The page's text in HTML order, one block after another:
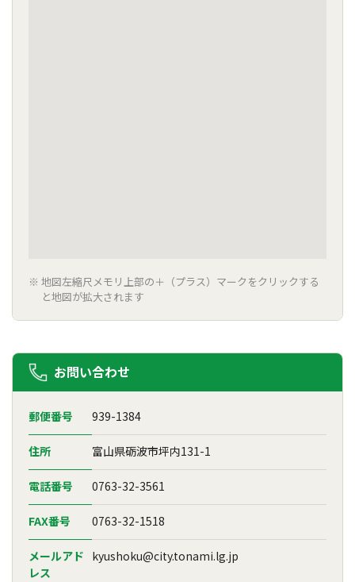
地図左縮尺メモリ上部の＋（プラス）マークをクリックする
と地図が拡大されます
お問い合わせ
郵便番号 939-1384
住所 富山県砺波市坪内131-1
電話番号 0763-32-3561
FAX番号 0763-32-1518
メールアド
レス
kyushoku@city.tonami.lg.jp